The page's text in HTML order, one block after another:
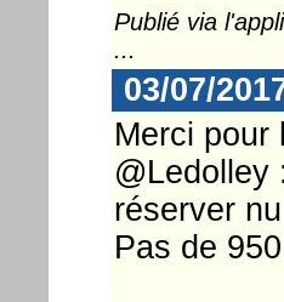
Publié via
...
03/07/
Merci pour
@Ledolley
réserver
Pas de